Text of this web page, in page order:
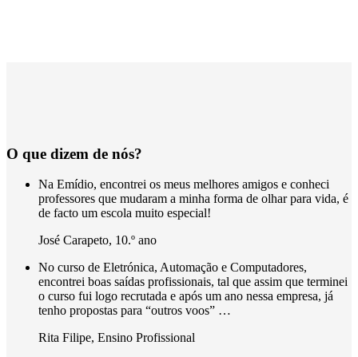
O que dizem de nós?
Na Emídio, encontrei os meus melhores amigos e conheci
professores que mudaram a minha forma de olhar para vida, é
de facto um escola muito especial!
José Carapeto, 10.º ano
No curso de Eletrónica, Automação e Computadores,
encontrei boas saídas profissionais, tal que assim que terminei
o curso fui logo recrutada e após um ano nessa empresa, já
tenho propostas para “outros voos” …
Rita Filipe, Ensino Profissional